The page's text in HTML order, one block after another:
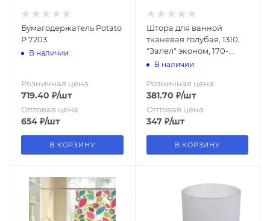
Бумагодержатель Potato
Р 7203
В наличии
Розничная цена
719.40 ₽/шт
Оптовая цена
654 ₽/шт
В КОРЗИНУ
Штора для ванной
тканевая голубая, 1310,
"Залел" эконом, 170-
180*200
В наличии
Розничная цена
381.70 ₽/шт
Оптовая цена
347₽/шт
В КОРЗИНУ